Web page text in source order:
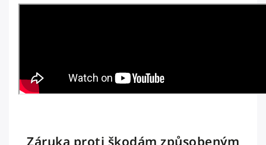
Záruka proti škodám způsobeným